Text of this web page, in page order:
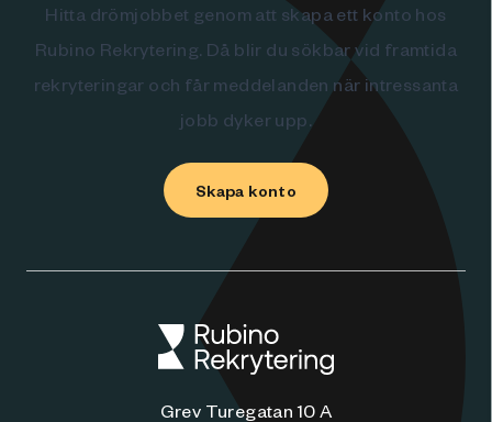
Hitta drömjobbet genom att skapa ett konto hos
Rubino Rekrytering. Då blir du sökbar vid framtida
rekryteringar och får meddelanden när intressanta
jobb dyker upp.
Skapa konto
Grev Turegatan 10 A